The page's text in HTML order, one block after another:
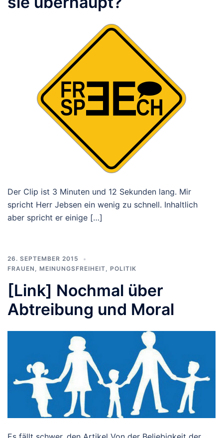
Der Clip ist 3 Minuten und 12 Sekunden lang. Mir
spricht Herr Jebsen ein wenig zu schnell. Inhaltlich
aber spricht er einige […]
26. SEPTEMBER 2015
FRAUEN
MEINUNGSFREIHEIT POLITIK
[Link] Nochmal über
Abtreibung und Moral